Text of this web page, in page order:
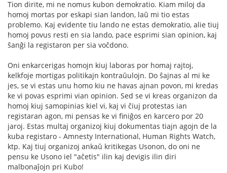
Tion dirite, mi ne nomus kubon demokratio. Kiam miloj da
homoj mortas por eskapi sian landon, laŭ mi tio estas
problemo. Kaj evidente tiu lando ne estas demokratio, alie tiuj
homoj povus resti en sia lando, pace esprimi sian opinion, kaj
ŝanĝi la registaron per sia voĉdono.
Oni enkarcerigas homojn kiuj laboras por homaj rajtoj,
kelkfoje mortigas politikajn kontraŭulojn. Do ŝajnas al mi ke
jes, se vi estas unu homo kiu ne havas ajnan povon, mi kredas
ke vi povas esprimi vian opinion. Sed se vi kreas organizon da
homoj kiuj samopinias kiel vi, kaj vi ĉiuj protestas ian
registaran agon, mi pensas ke vi finiĝos en karcero por 20
jaroj. Estas multaj organizoj kiuj dokumentas tiajn agojn de la
kuba registaro - Amnesty International, Human Rights Watch,
ktp. Kaj tiuj organizoj ankaŭ kritikegas Usonon, do oni ne
pensu ke Usono iel "aĉetis" ilin kaj devigis ilin diri
malbonaĵojn pri Kubo!